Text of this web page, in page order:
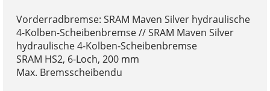
Vorderradbremse: SRAM Maven Silver hydraulische
4-Kolben-Scheibenbremse // SRAM Maven Silver
hydraulische 4-Kolben-Scheibenbremse
SRAM HS2, 6-Loch, 200 mm
Max. Bremsscheibendu